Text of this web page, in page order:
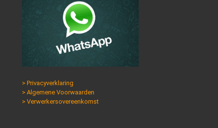
> Privacyverklaring
> Algemene Voorwaarden
> Verwerkersovereenkomst